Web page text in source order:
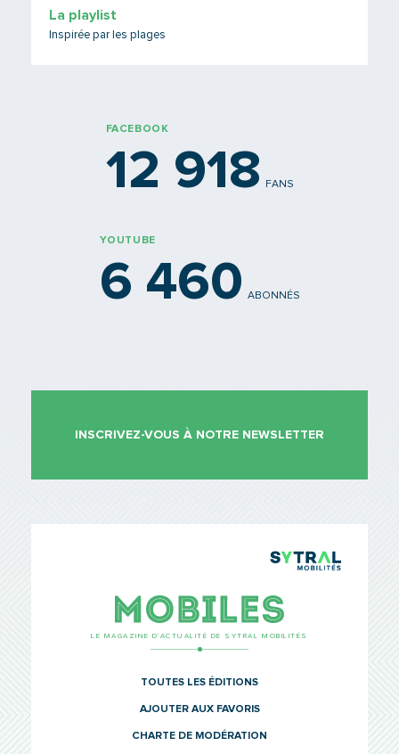
La playlist
Inspirée par les plages
FACEBOOK
12 918 FANS
YOUTUBE
6 460 ABONNÉS
INSCRIVEZ-VOUS À NOTRE NEWSLETTER
LE MAGAZINE D’ACTUALITÉ DE SYTRAL MOBILITÉS
TOUTES LES ÉDITIONS
AJOUTER AUX FAVORIS
CHARTE DE MODÉRATION